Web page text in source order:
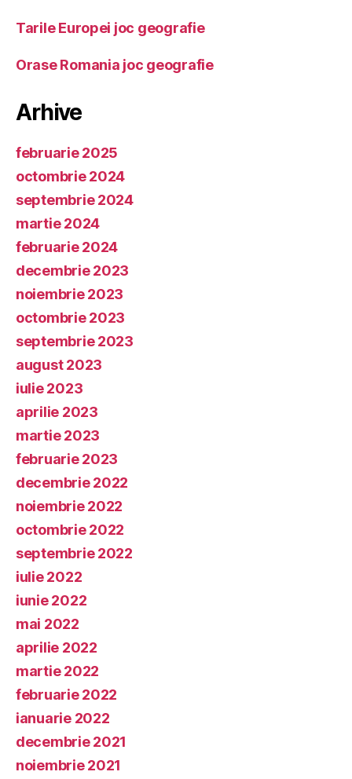
Tarile Europei joc geografie
Orase Romania joc geografie
Arhive
februarie 2025
octombrie 2024
septembrie 2024
martie 2024
februarie 2024
decembrie 2023
noiembrie 2023
octombrie 2023
septembrie 2023
august 2023
iulie 2023
aprilie 2023
martie 2023
februarie 2023
decembrie 2022
noiembrie 2022
octombrie 2022
septembrie 2022
iulie 2022
iunie 2022
mai 2022
aprilie 2022
martie 2022
februarie 2022
ianuarie 2022
decembrie 2021
noiembrie 2021